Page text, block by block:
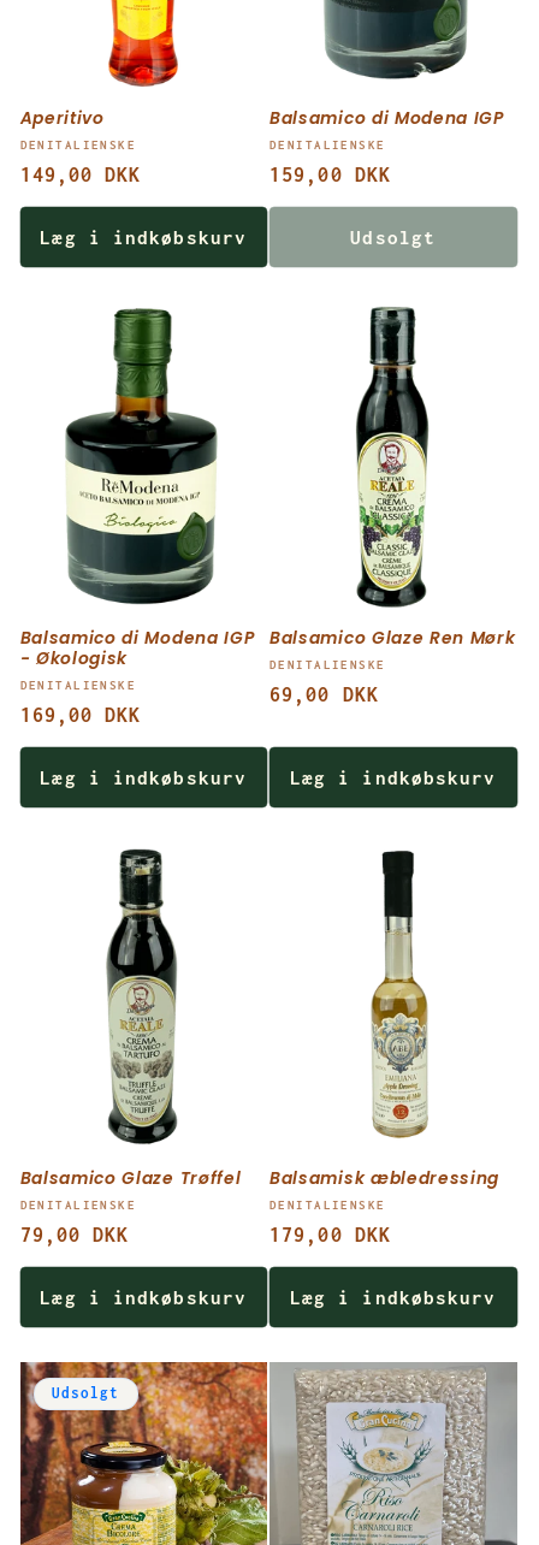
Aperitivo
Forhandler:
DENITALIENSKE
Normalpris
149,00 DKK
Læg i indkøbskurv
Balsamico di Modena IGP
Forhandler:
DENITALIENSKE
Normalpris
159,00 DKK
Udsolgt
Balsamico di Modena IGP
- Økologisk
Forhandler:
DENITALIENSKE
Normalpris
169,00 DKK
Læg i indkøbskurv
Balsamico Glaze Ren Mørk
Forhandler:
DENITALIENSKE
Normalpris
69,00 DKK
Læg i indkøbskurv
Balsamico Glaze Trøffel
Forhandler:
DENITALIENSKE
Normalpris
79,00 DKK
Læg i indkøbskurv
Balsamisk æbledressing
Forhandler:
DENITALIENSKE
Normalpris
179,00 DKK
Læg i indkøbskurv
Udsolgt